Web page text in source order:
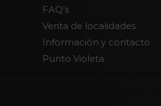
FAQ’s
Venta de localidades
Información y contacto
Punto Violeta